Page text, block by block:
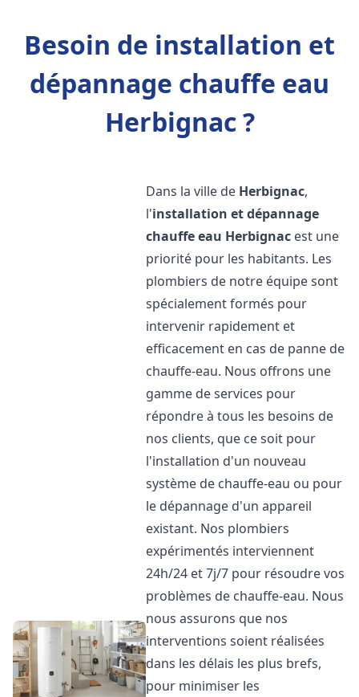
Besoin de installation et
dépannage chauffe eau
Herbignac ?
Dans la ville de Herbignac,
l'installation et dépannage
chauffe eau Herbignac est une
priorité pour les habitants. Les
plombiers de notre équipe sont
spécialement formés pour
intervenir rapidement et
efficacement en cas de panne de
chauffe-eau. Nous offrons une
gamme de services pour
répondre à tous les besoins de
nos clients, que ce soit pour
l'installation d'un nouveau
système de chauffe-eau ou pour
le dépannage d'un appareil
existant. Nos plombiers
expérimentés interviennent
24h/24 et 7j/7 pour résoudre vos
problèmes de chauffe-eau. Nous
nous assurons que nos
interventions soient réalisées
dans les délais les plus brefs,
pour minimiser les